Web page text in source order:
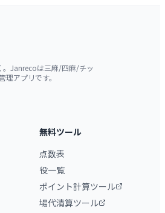
。Janrecoは三麻/四麻/チッ
アプリです。
無料ツール
点数表
役一覧
ポイント計算ツール
場代清算ツール